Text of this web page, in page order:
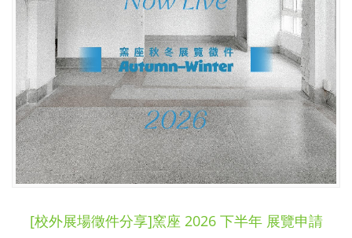
[校外展場徵件分享]窯座 2026 下半年 展覽申請